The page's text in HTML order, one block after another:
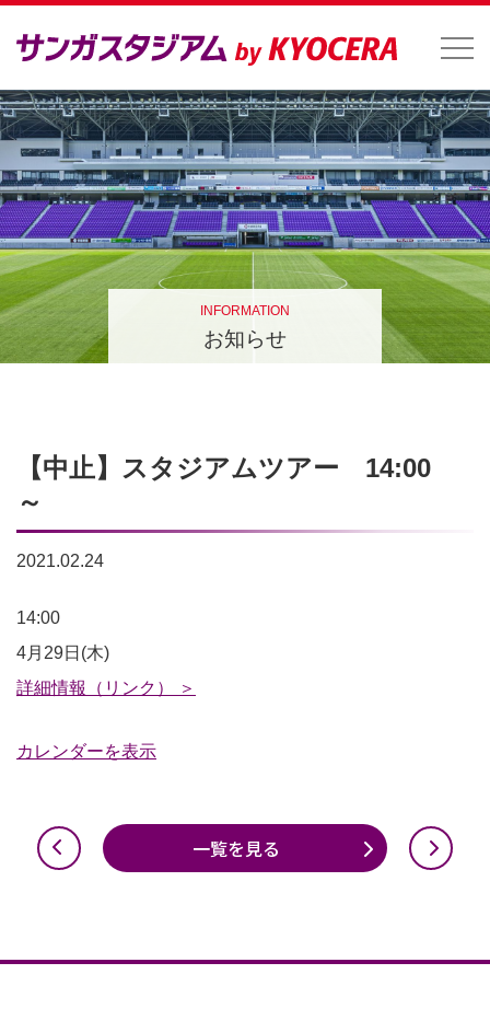
INFORMATION
お知らせ
【中止】スタジアムツアー 14:00
～
2021.02.24
【中
止】
ス
ジ
14:00
14:00
4月29日(木)
詳細情報（リンク） ＞
カレンダーを表示
一覧を見る